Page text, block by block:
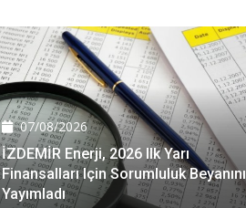
07/08/2026
İZDEMİR Enerji, 2026 Ilk Yarı
Finansalları Için Sorumluluk Beyanını
Yayımladı